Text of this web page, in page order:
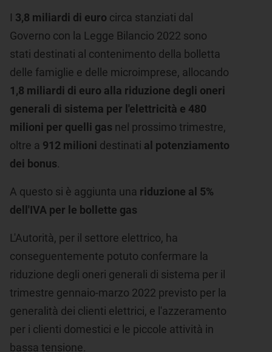
I 3,8 miliardi di euro circa stanziati dal
Governo con la Legge Bilancio 2022 sono
stati destinati al contenimento della bolletta
delle famiglie e delle microimprese, allocando
1,8 miliardi di euro alla riduzione degli oneri
generali di sistema per l'elettricità e 480
milioni per quelli gas nel prossimo trimestre,
oltre a 912 milioni destinati al potenziamento
dei bonus.
A questo si è aggiunta una riduzione al 5%
dell'IVA per le bollette gas
L'Autorità, per il settore elettrico, ha
conseguentemente potuto confermare la
riduzione degli oneri generali di sistema per il
trimestre gennaio-marzo 2022 previsto per la
generalità dei clienti elettrici, e l'azzeramento
per i clienti domestici e le piccole attività in
bassa tensione.